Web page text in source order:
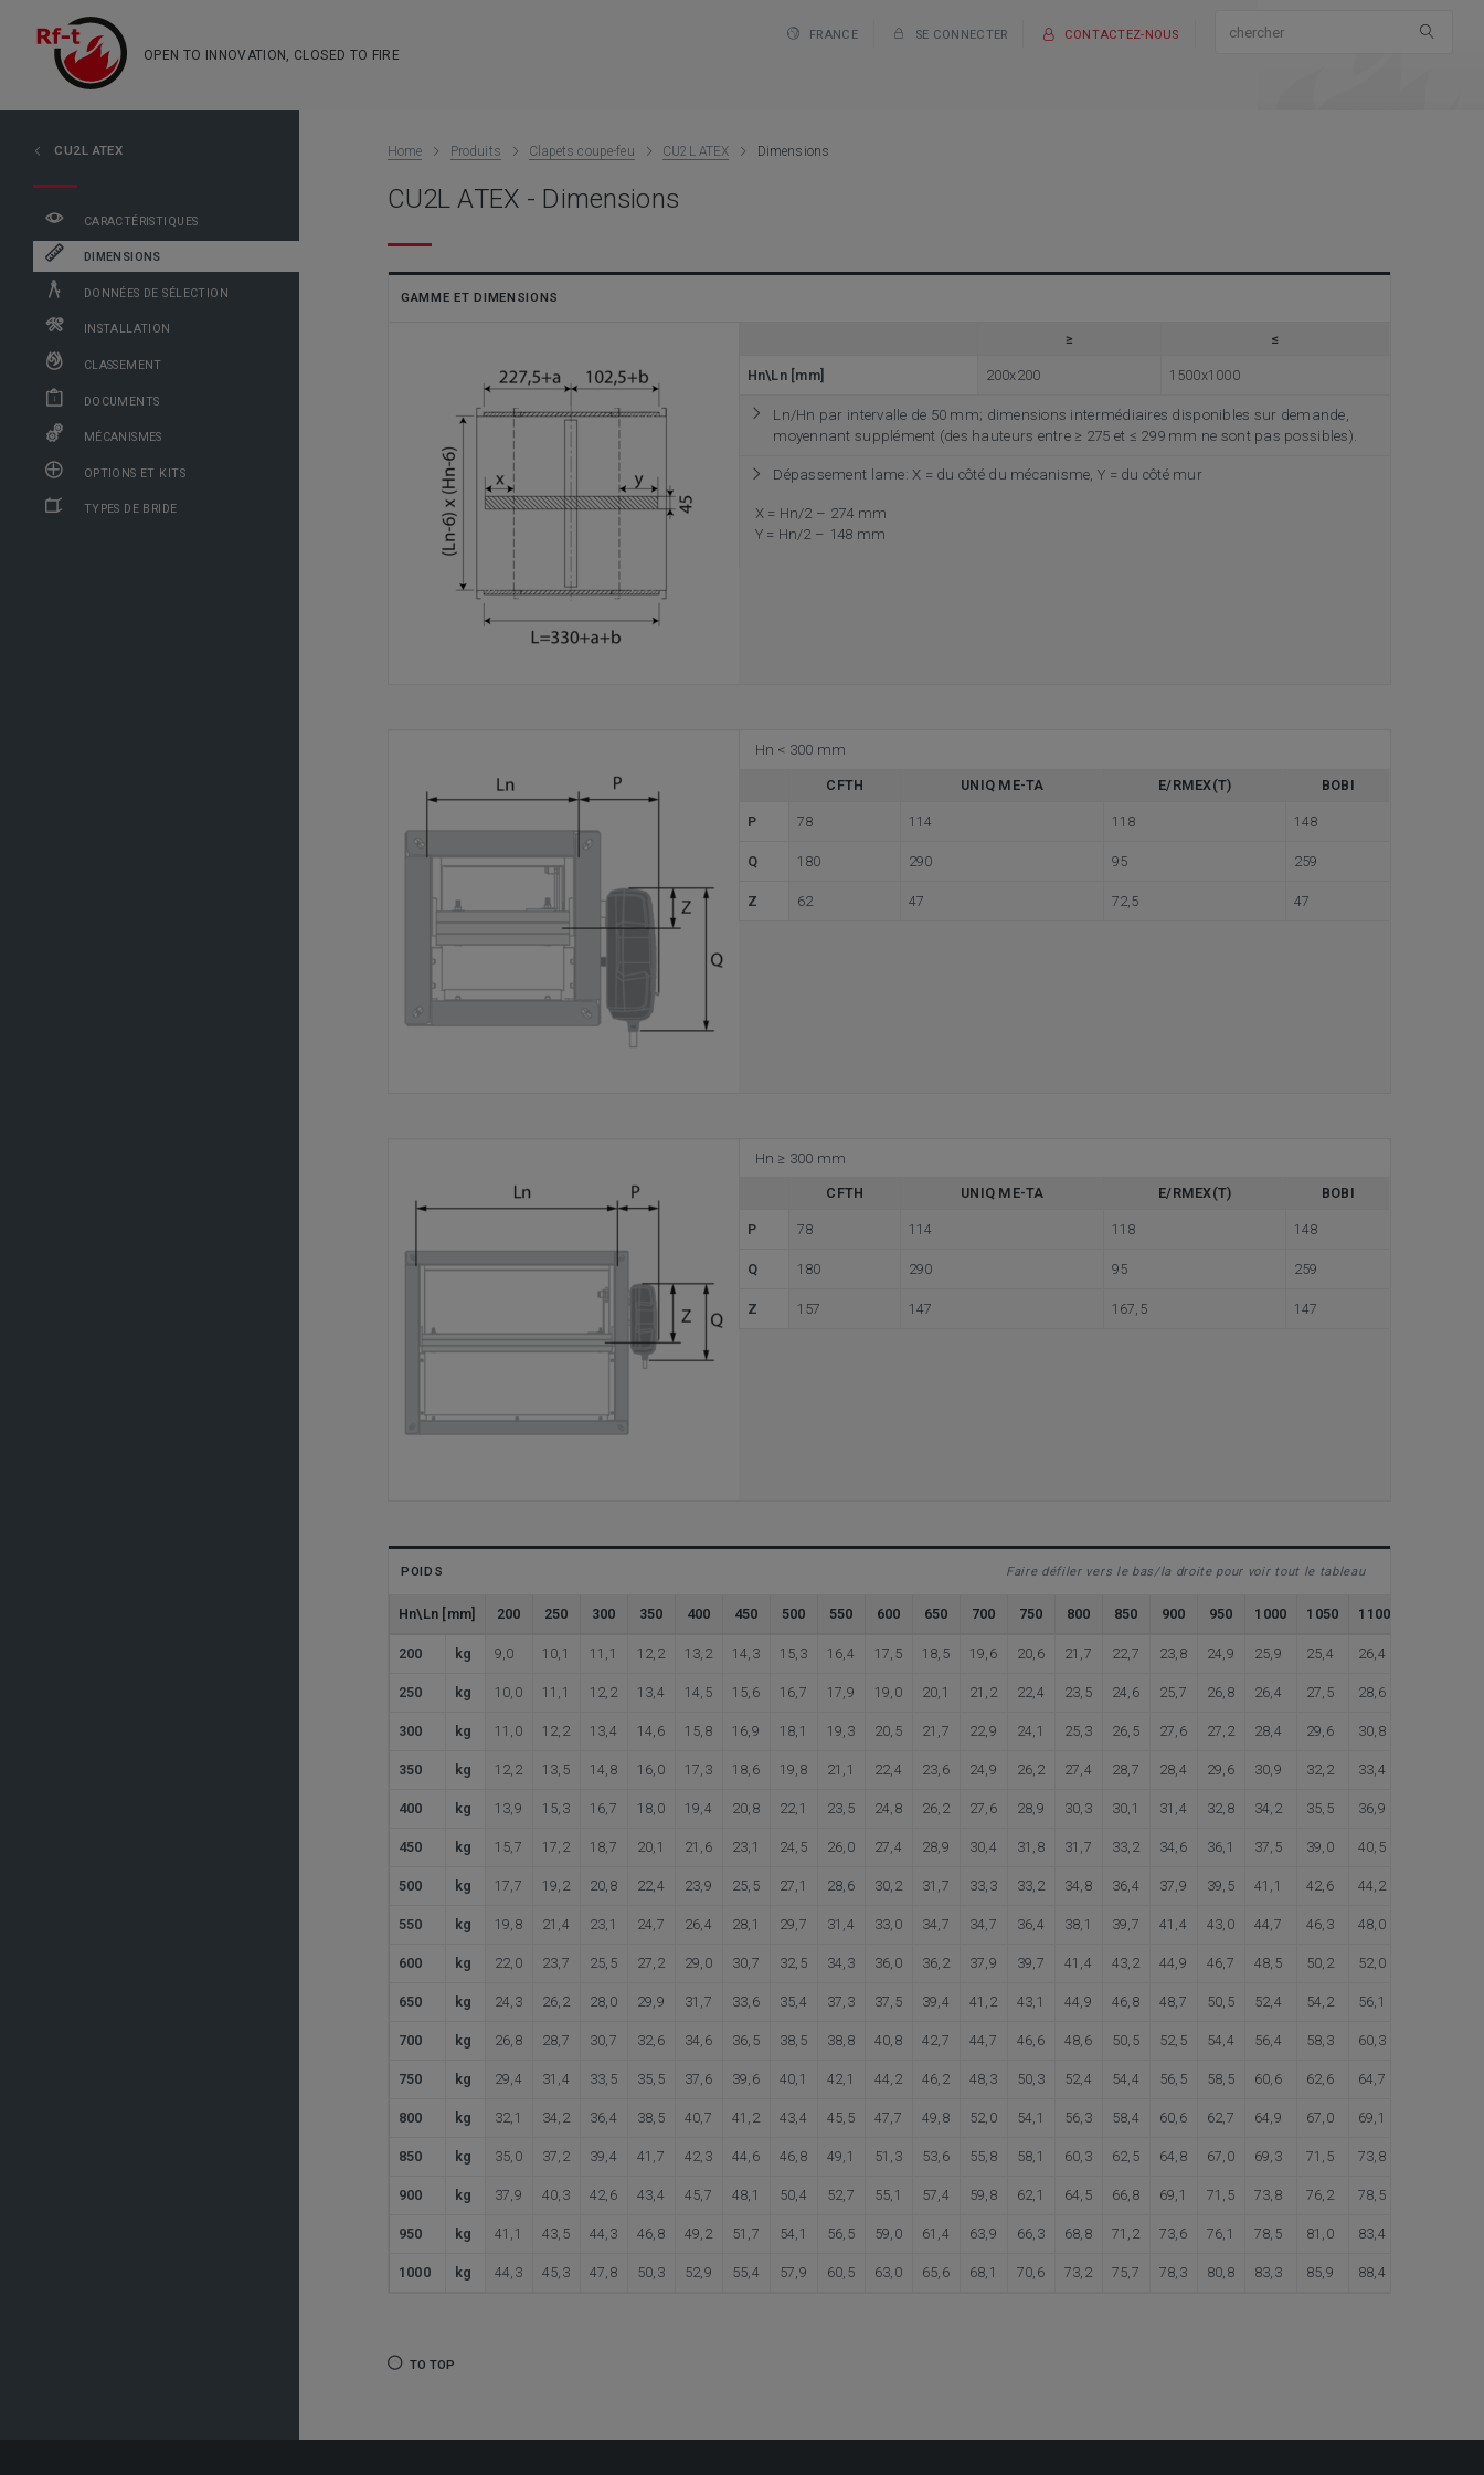
OPEN TO INNOVATION, CLOSED TO FIRE
FRANCE SE CONNECTER CONTACTEZ-NOUS
CU2L ATEX
CARACTÉRISTIQUES
DIMENSIONS
DONNÉES DE SÉLECTION
INSTALLATION
CLASSEMENT
DOCUMENTS
MÉCANISMES
OPTIONS ET KITS
TYPES DE BRIDE
Home Produits Clapets coupe-feu CU2L ATEX Dimensions
CU2L ATEX - Dimensions
GAMME ET DIMENSIONS
≥ ≤
Hn\Ln [mm] 200x200 1500x1000
Ln/Hn par intervalle de 50 mm; dimensions intermédiaires disponibles sur demande,
moyennant supplément (des hauteurs entre ≥ 275 et ≤ 299 mm ne sont pas possibles).
Dépassement lame: X = du côté du mécanisme, Y = du côté mur
X = Hn/2 – 274 mm
Y = Hn/2 – 148 mm
Hn < 300 mm
CFTH UNIQ ME-TA E/RMEX(T) BOBI
P 78 114 118 148
Q 180 290 95 259
Z 62 47 72,5 47
Hn ≥ 300 mm
CFTH UNIQ ME-TA E/RMEX(T) BOBI
P 78 114 118 148
Q 180 290 95 259
Z 157 147 167,5 147
POIDS Faire défiler vers le bas/la droite pour voir tout le tableau
Hn\Ln [mm] 200 250 300 350 400 450 500 550 600 650 700 750 800 850 900 950 1000 1050 1100
200 kg 9,0 10,1 11,1 12,2 13,2 14,3 15,3 16,4 17,5 18,5 19,6 20,6 21,7 22,7 23,8 24,9 25,9 25,4 26,4
250 kg 10,0 11,1 12,2 13,4 14,5 15,6 16,7 17,9 19,0 20,1 21,2 22,4 23,5 24,6 25,7 26,8 26,4 27,5 28,6
300 kg 11,0 12,2 13,4 14,6 15,8 16,9 18,1 19,3 20,5 21,7 22,9 24,1 25,3 26,5 27,6 27,2 28,4 29,6 30,8
350 kg 12,2 13,5 14,8 16,0 17,3 18,6 19,8 21,1 22,4 23,6 24,9 26,2 27,4 28,7 28,4 29,6 30,9 32,2 33,4
400 kg 13,9 15,3 16,7 18,0 19,4 20,8 22,1 23,5 24,8 26,2 27,6 28,9 30,3 30,1 31,4 32,8 34,2 35,5 36,9
450 kg 15,7 17,2 18,7 20,1 21,6 23,1 24,5 26,0 27,4 28,9 30,4 31,8 31,7 33,2 34,6 36,1 37,5 39,0 40,5
500 kg 17,7 19,2 20,8 22,4 23,9 25,5 27,1 28,6 30,2 31,7 33,3 33,2 34,8 36,4 37,9 39,5 41,1 42,6 44,2
550 kg 19,8 21,4 23,1 24,7 26,4 28,1 29,7 31,4 33,0 34,7 34,7 36,4 38,1 39,7 41,4 43,0 44,7 46,3 48,0
600 kg 22,0 23,7 25,5 27,2 29,0 30,7 32,5 34,3 36,0 36,2 37,9 39,7 41,4 43,2 44,9 46,7 48,5 50,2 52,0
650 kg 24,3 26,2 28,0 29,9 31,7 33,6 35,4 37,3 37,5 39,4 41,2 43,1 44,9 46,8 48,7 50,5 52,4 54,2 56,1
700 kg 26,8 28,7 30,7 32,6 34,6 36,5 38,5 38,8 40,8 42,7 44,7 46,6 48,6 50,5 52,5 54,4 56,4 58,3 60,3
750 kg 29,4 31,4 33,5 35,5 37,6 39,6 40,1 42,1 44,2 46,2 48,3 50,3 52,4 54,4 56,5 58,5 60,6 62,6 64,7
800 kg 32,1 34,2 36,4 38,5 40,7 41,2 43,4 45,5 47,7 49,8 52,0 54,1 56,3 58,4 60,6 62,7 64,9 67,0 69,1
850 kg 35,0 37,2 39,4 41,7 42,3 44,6 46,8 49,1 51,3 53,6 55,8 58,1 60,3 62,5 64,8 67,0 69,3 71,5 73,8
900 kg 37,9 40,3 42,6 43,4 45,7 48,1 50,4 52,7 55,1 57,4 59,8 62,1 64,5 66,8 69,1 71,5 73,8 76,2 78,5
950 kg 41,1 43,5 44,3 46,8 49,2 51,7 54,1 56,5 59,0 61,4 63,9 66,3 68,8 71,2 73,6 76,1 78,5 81,0 83,4
1000 kg 44,3 45,3 47,8 50,3 52,9 55,4 57,9 60,5 63,0 65,6 68,1 70,6 73,2 75,7 78,3 80,8 83,3 85,9 88,4
TO TOP